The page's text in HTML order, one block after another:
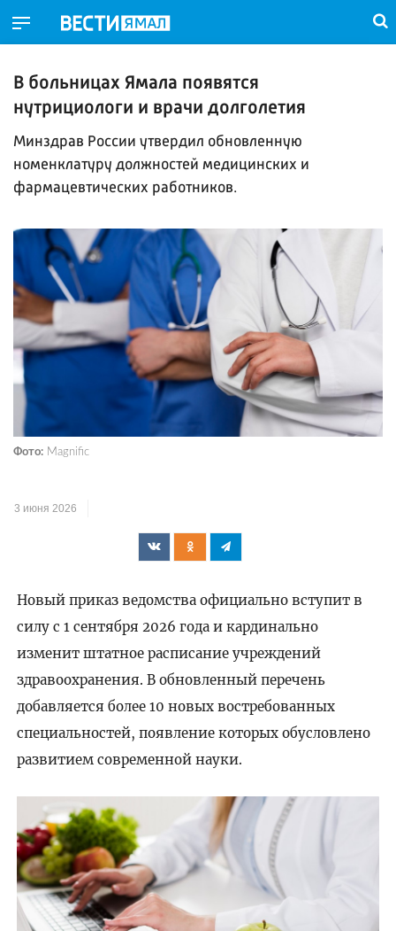
В больницах Ямала появятся
нутрициологи и врачи долголетия
Минздрав России утвердил обновленную
номенклатуру должностей медицинских и
фармацевтических работников.
Фото: Magnific
3 июня 2026
Новый приказ ведомства официально вступит в
силу с 1 сентября 2026 года и кардинально
изменит штатное расписание учреждений
здравоохранения. В обновленный перечень
добавляется более 10 новых востребованных
специальностей, появление которых обусловлено
развитием современной науки.